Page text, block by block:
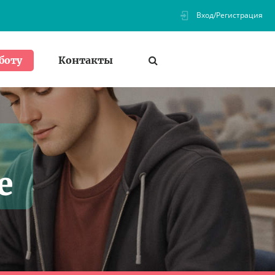
Вход/Регистрация
Контакты